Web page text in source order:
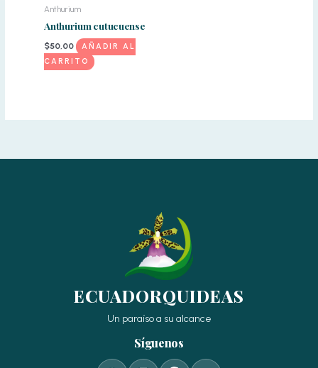
Anthurium
Anthurium cutucuense
$50,00
AÑADIR AL
CARRITO
ECUADORQUIDEAS
Un paraíso a su alcance
Síguenos